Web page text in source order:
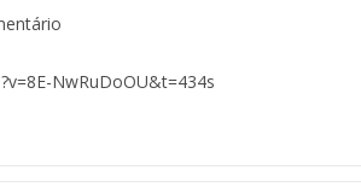
NwRuDoOU&t=434s